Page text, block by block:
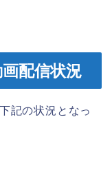
配信状況
記の状況となっ